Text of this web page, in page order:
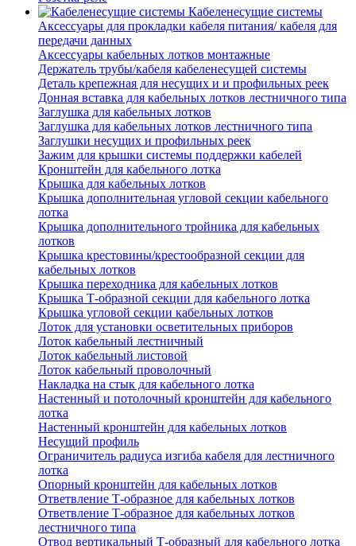
Кабеленесущие системы
Аксессуары для прокладки кабеля питания/ кабеля для
передачи данных
Аксессуары кабельных лотков монтажные
Держатель трубы/кабеля кабеленесущей системы
Деталь крепежная для несущих и и профильных реек
Донная вставка для кабельных лотков лестничного типа
Заглушка для кабельных лотков
Заглушка для кабельных лотков лестничного типа
Заглушки несущих и профильных реек
Зажим для крышки системы поддержки кабелей
Кронштейн для кабельного лотка
Крышка для кабельных лотков
Крышка дополнительная угловой секции кабельного
лотка
Крышка дополнительного тройника для кабельных
лотков
Крышка крестовины/крестообразной секции для
кабельных лотков
Крышка переходника для кабельных лотков
Крышка Т-образной секции для кабельного лотка
Крышка угловой секции кабельных лотков
Лоток для установки осветительных приборов
Лоток кабельный лестничный
Лоток кабельный листовой
Лоток кабельный проволочный
Накладка на стык для кабельного лотка
Настенный и потолочный кронштейн для кабельного
лотка
Настенный кронштейн для кабельных лотков
Несущий профиль
Ограничитель радиуса изгиба кабеля для лестничного
лотка
Опорный кронштейн для кабельных лотков
Ответвление Т-образное для кабельных лотков
Ответвление Т-образное для кабельных лотков
лестничного типа
Отвод вертикальный Т-образный для кабельного лотка